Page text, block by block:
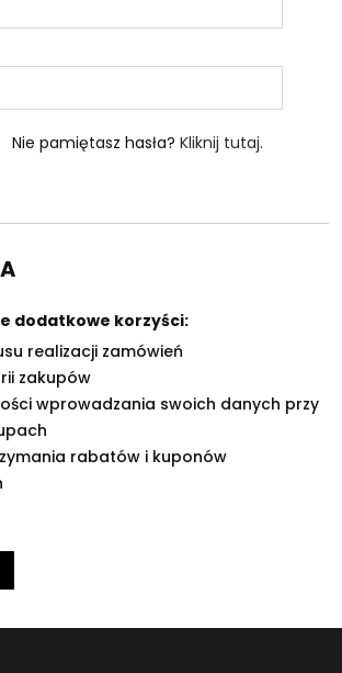
Nie pamiętasz hasła? Kliknij tutaj.
dodatkowe korzyści:
realizacji zamówień
zakupów
wprowadzania swoich danych przy
rabatów i kuponów